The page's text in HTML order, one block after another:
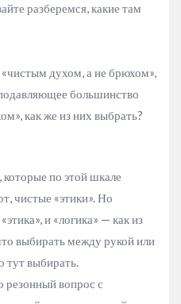
разберемся, какие там
духом, а не брюхом»,
большинство
как же из них выбрать?
которые по этой шкале
чистые «этики». Но
и «логика» — как из
выбирать между рукой или
тут выбирать.
резонный вопрос с